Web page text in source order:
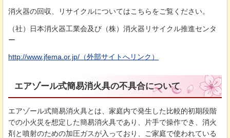
消火器の回収、リサイクルについてはこちらをご覧ください。
（社）日本消火器工業会及び（株）消火器リサイクル推進センタ
ー
http://www.jfema.or.jp/（外部サイトへリンク）
エアゾール式簡易消火具の不具合について
エアゾール式簡易消火具とは、家庭内で発生した比較的初期段階
での小火災を想定した簡易消火具であり、片手で操作でき、消火
剤と噴射のための加圧ガスが入っており、ご家庭で使われている